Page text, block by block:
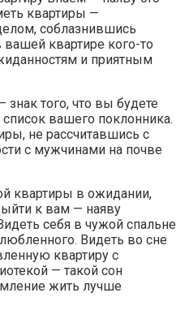
квартиры —
соблазнившись
квартире кого-то
и приятным
того, что вы будете
вашего поклонника.
не рассчитавшись с
с мужчинами на почве
квартиры в ожидании,
к вам — наяву
себя в чужой спальне
Видеть во сне
квартиру с
— такой сон
жить лучше